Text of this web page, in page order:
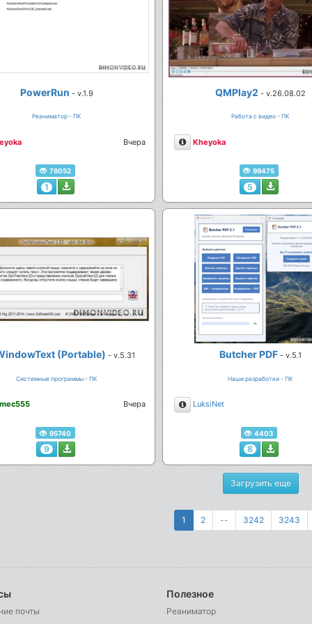
PowerRun - v.1.9
Реаниматор - ПК
Вчера
78052
1
QMPlay2 - v.26.08.02
Работа с видео - ПК
Описание
Kheyoka
99475
5
(Portable) - v.5.31
Системные программы - ПК
Вчера
95740
9
Butcher PDF- v.5.1
Наши разработки - ПК
Описание
LuksiNet
4403
8
Загрузить еще
1 2 -- 3242 3243
почты
Полезное
Реаниматор